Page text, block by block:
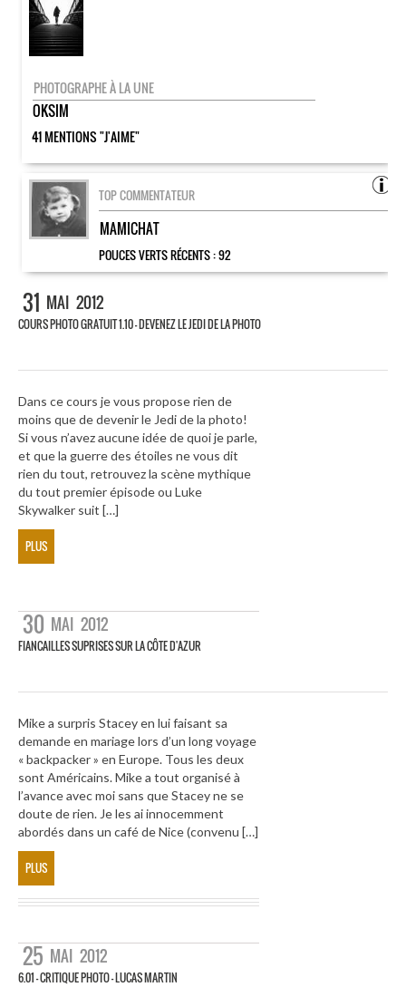
PHOTOGRAPHE À LA UNE
OKSIM
41 MENTIONS "J'AIME"
TOP COMMENTATEUR
MAMICHAT
POUCES VERTS RÉCENTS :92
31 MAI 2012
COURS PHOTO GRATUIT 1.10 – DEVENEZ LE JEDI DE LA PHOTO
Dans ce cours je vous propose rien de
moins que de devenir le Jedi de la photo!
Si vous n’avez aucune idée de quoi je parle,
et que la guerre des étoiles ne vous dit
rien du tout, retrouvez la scène mythique
du tout premier épisode ou Luke
Skywalker suit […]
PLUS
30 MAI 2012
FIANCAILLES SUPRISES SUR LA CÔTE D'AZUR
Mike a surpris Stacey en lui faisant sa
demande en mariage lors d’un long voyage
« backpacker » en Europe. Tous les deux
sont Américains. Mike a tout organisé à
l’avance avec moi sans que Stacey ne se
doute de rien. Je les ai innocemment
abordés dans un café de Nice (convenu […]
PLUS
25 MAI 2012
6.01 – CRITIQUE PHOTO – LUCAS MARTIN